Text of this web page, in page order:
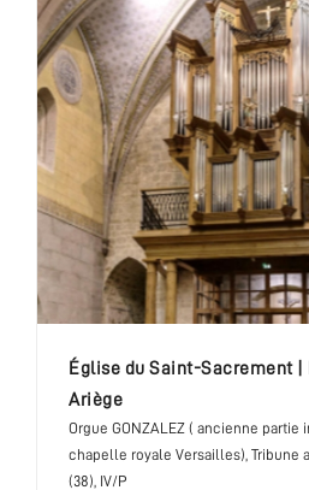
église du Saint-Sacrement|
Ariège
Orgue GONZALEZ ( ancienne
chapelle royale Versailles), Tribune
(38), IV/P